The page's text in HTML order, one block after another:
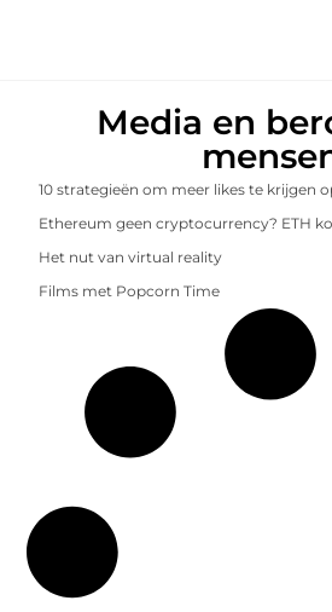
Media en
10 strategieën om meer likes te krijgen
Ethereum geen cryptocurrency? ETH
Het nut van virtual reality
Films met Popcorn Time